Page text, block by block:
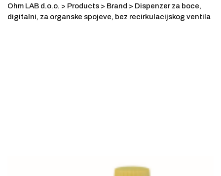
Ohm LAB d.o.o. > Products > Brand > Dispenzer za boce,
digitalni, za organske spojeve, bez recirkulacijskog ventila